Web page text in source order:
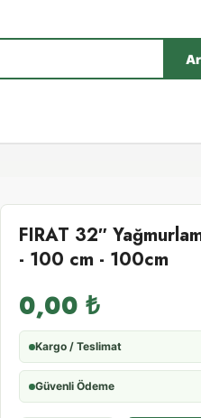
FIRAT 32″
- 100 cm - 100cm
0,00 ₺
Kargo / Teslimat
Güvenli Ödeme